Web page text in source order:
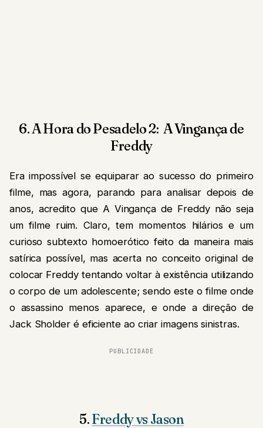
6. A Hora do Pesadelo 2: A Vingança de
Freddy
Era impossível se equiparar ao sucesso do primeiro
filme, mas agora, parando para analisar depois de
anos, acredito que A Vingança de Freddy não seja
um filme ruim. Claro, tem momentos hilários e um
curioso subtexto homoerótico feito da maneira mais
satírica possível, mas acerta no conceito original de
colocar Freddy tentando voltar à existência utilizando
o corpo de um adolescente; sendo este o filme onde
o assassino menos aparece, e onde a direção de
Jack Sholder é eficiente ao criar imagens sinistras.
PUBLICIDADE
5.Freddy vs Jason